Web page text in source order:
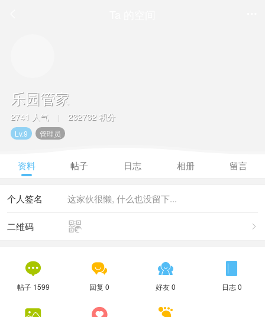
乐园管家
2741 人气 | 232732 积分
Lv.9 管理员
资料 帖子 日志 相册 留言
这家伙很懒, 什么也没留下...
个人签名


二维码

帖子 1599

回复 0

好友 0

日志 0